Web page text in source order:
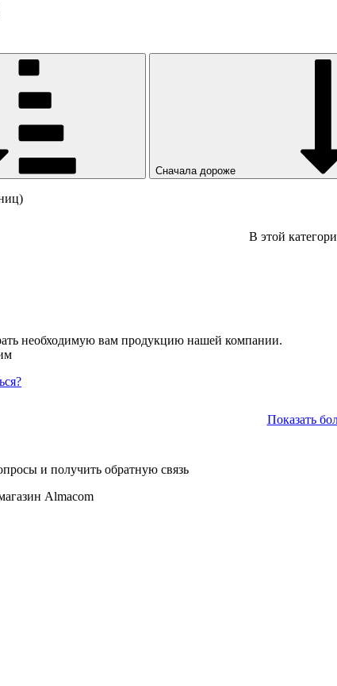
Сначала дороже
В этой
необходимую вам продукцию нашей компании.
Показать
и получить обратную связь
Almacom